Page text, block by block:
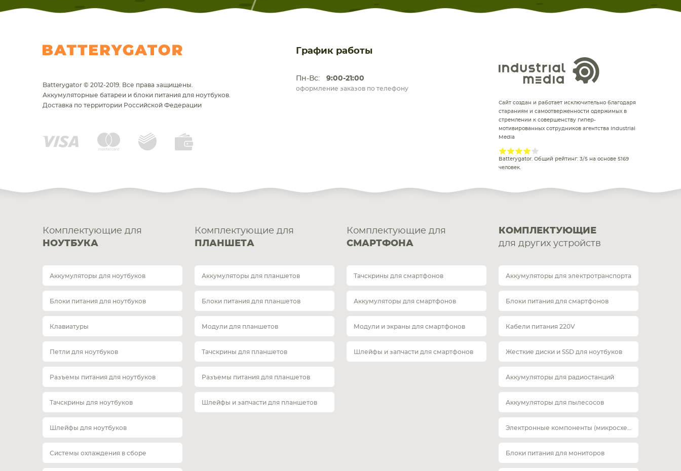
График работы
Пн-Вс: 9:00-21:00
оформление заказов по телефону
Batterygator © 2012-2019. Все права защищены.
Аккумуляторные батареи и блоки питания для ноутбуков.
Доставка по территории Российской Федерации
Сайт создан и работает исключительно благодаря
стараниям и самоотверженности одержимых в
стремлении к совершенству гипер-
мотивированных сотрудников агентства Industrial
Media
Batterygator. Общий рейтинг: 3/5 на основе 5169
человек.
Комплектующие для
НОУТБУКА
Аккумуляторы для ноутбуков
Блоки питания для ноутбуков
Клавиатуры
Петли для ноутбуков
Разъемы питания для ноутбуков
Тачскрины для ноутбуков
Шлейфы для ноутбуков
Системы охлаждения в сборе
Комплектующие для
ПЛАНШЕТА
Аккумуляторы для планшетов
Блоки питания для планшетов
Модули для планшетов
Тачскрины для планшетов
Разъемы питания для планшетов
Шлейфы и запчасти для планшетов
Комплектующие для
СМАРТФОНА
Тачскрины для смартфонов
Аккумуляторы для смартфонов
Модули и экраны для смартфонов
Шлейфы и запчасти для смартфонов
КОМПЛЕКТУЮЩИЕ
для других устройств
Аккумуляторы для электротранспорта
Блоки питания для смартфонов
Кабели питания 220V
Жесткие диски и SSD для ноутбуков
Аккумуляторы для радиостанций
Аккумуляторы для пылесосов
Блоки питания для мониторов